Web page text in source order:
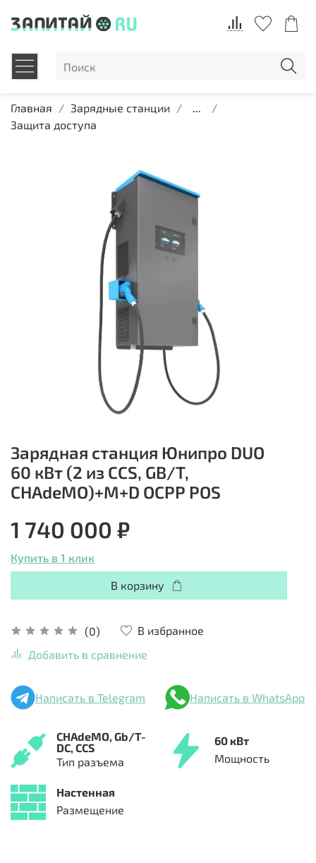
Главная Зарядные станции
...
Защита доступа
Зарядная станция Юнипро DUO
60 кВт (2 из CCS, GB/T,
СHAdeMO)+M+D ОСРР POS
(0)
В избранное
Добавить в сравнение
1 740 000 ₽
Купить в 1 клик
В корзину
Настенная
Размещение
CHAdeMO, Gb/T-
DC, CCS
Тип разъема
60 кВт
Мощность
Написать в Telegram Написать в WhatsApp